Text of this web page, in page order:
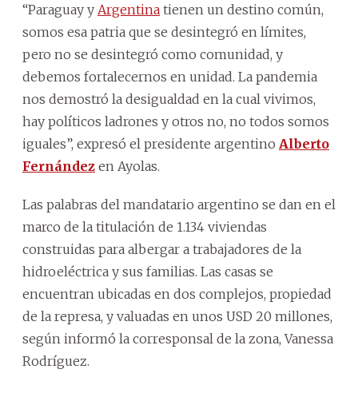
“Paraguay y Argentina tienen un destino común,
somos esa patria que se desintegró en límites,
pero no se desintegró como comunidad, y
debemos fortalecernos en unidad. La pandemia
nos demostró la desigualdad en la cual vivimos,
hay políticos ladrones y otros no, no todos somos
iguales”, expresó el presidente argentino Alberto
Fernández en Ayolas.
Las palabras del mandatario argentino se dan en el
marco de la titulación de 1.134 viviendas
construidas para albergar a trabajadores de la
hidroeléctrica y sus familias. Las casas se
encuentran ubicadas en dos complejos, propiedad
de la represa, y valuadas en unos USD 20 millones,
según informó la corresponsal de la zona, Vanessa
Rodríguez.